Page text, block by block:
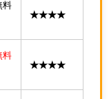
料
★★★★
料
★★★★